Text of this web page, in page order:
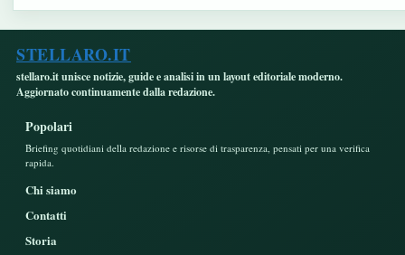
STELLARO.IT
stellaro.it unisce notizie, guide e analisi in un layout editoriale moderno.
Aggiornato continuamente dalla redazione.
Popolari
Briefing quotidiani della redazione e risorse di trasparenza, pensati per una verifica
rapida.
Chi siamo
Contatti
Storia